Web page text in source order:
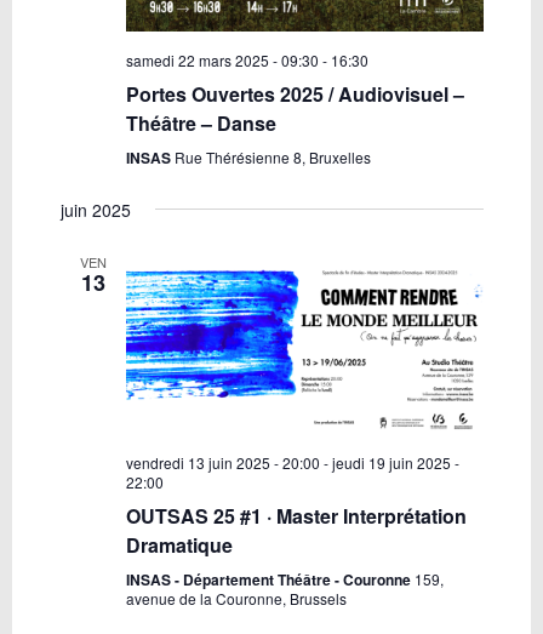
samedi 22 mars 2025 - 09:30 - 16:30
Portes Ouvertes 2025 / Audiovisuel –
Théâtre – Danse
INSAS Rue Thérésienne 8, Bruxelles
juin 2025
VEN
13
vendredi 13 juin 2025 - 20:00 -jeudi 19 juin 2025 -
22:00
OUTSAS 25 #1 · Master Interprétation
Dramatique
INSAS - Département Théâtre - Couronne 159,
avenue de la Couronne, Brussels